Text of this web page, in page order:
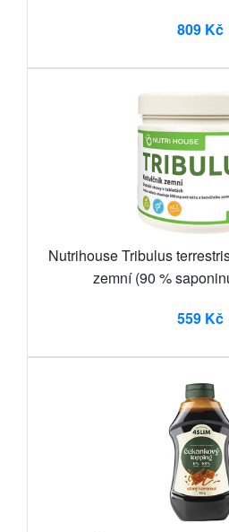
809 Kč
Nutrihouse Tribulus
zemní (90 %
559 Kč